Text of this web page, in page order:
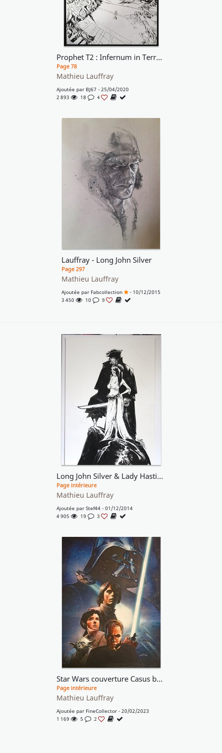
Prophet T2 : Infernum in Terra - Page titre de l'EO du T2
Page 78
Mathieu Lauffray
Ajoutée par BJ67 - 25/04/2020
2 893
18 4
Lauffray - Long John Silver
Page 297
Mathieu Lauffray
Ajoutée par Fabcollection
- 10/12/2015
3 450
10 9
Long John Silver & Lady Hastings
Page intérieure
Mathieu Lauffray
Ajoutée par Stef44 - 01/12/2014
4 905
19 3
Star Wars couverture Casus belli 89
Page intérieure
Mathieu Lauffray
Ajoutée par FineCollector - 20/02/2023
1 169
5 2